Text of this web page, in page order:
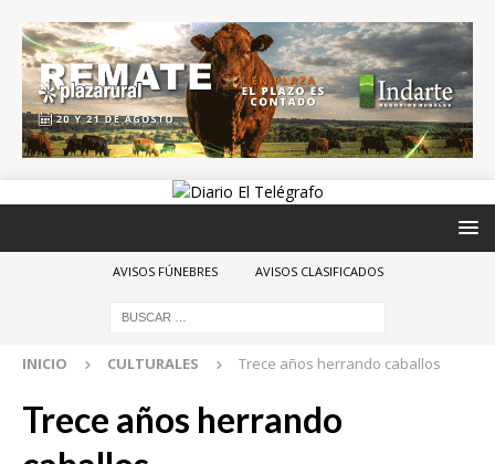
AVISOS FÚNEBRES AVISOS CLASIFICADOS
INICIO CULTURALES Trece años herrando caballos
Trece años herrando